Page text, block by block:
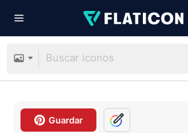
Guardar